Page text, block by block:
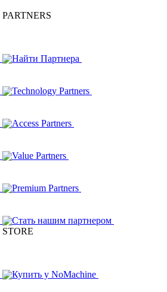
PARTNERS
Найти Партнера
Technology Partners
Access Partners
Value Partners
Premium Partners
Стать нашим партнером
STORE
Купить у NoMachine